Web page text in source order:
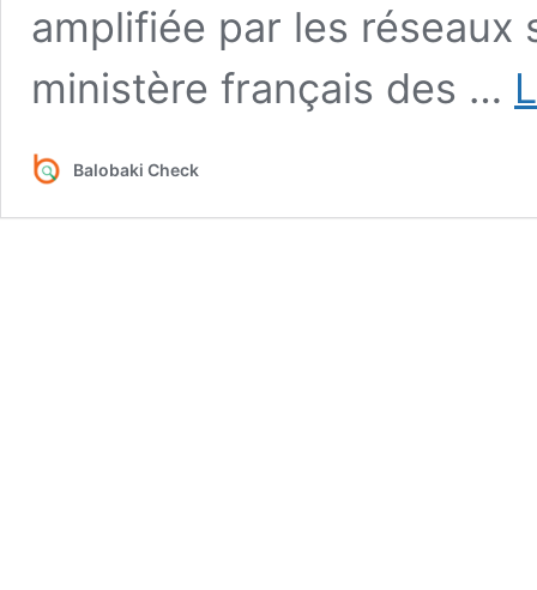
amplifiée par les réseaux
ministère français des …
Balobaki Check